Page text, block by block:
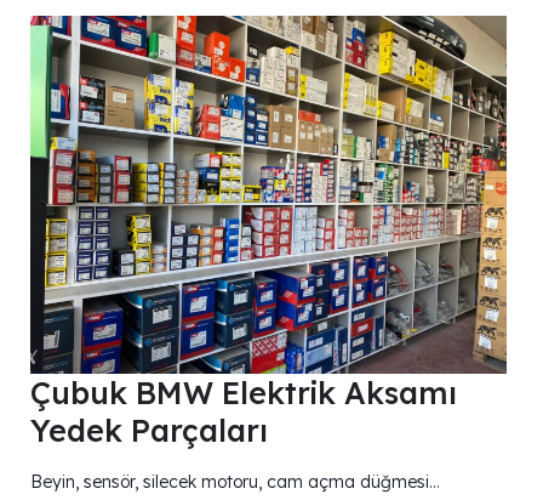
Çubuk BMW Elektrik Aksamı
Yedek Parçaları
Beyin, sensör, silecek motoru, cam açma düğmesi…